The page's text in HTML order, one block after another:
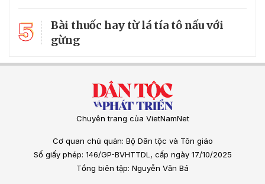
5
Bài thuốc hay từ lá tía tô nấu với
gừng
Chuyên trang của VietNamNet
Cơ quan chủ quản: Bộ Dân tộc và Tôn giáo
Số giấy phép: 146/GP-BVHTTDL, cấp ngày 17/10/2025
Tổng biên tập: Nguyễn Văn Bá